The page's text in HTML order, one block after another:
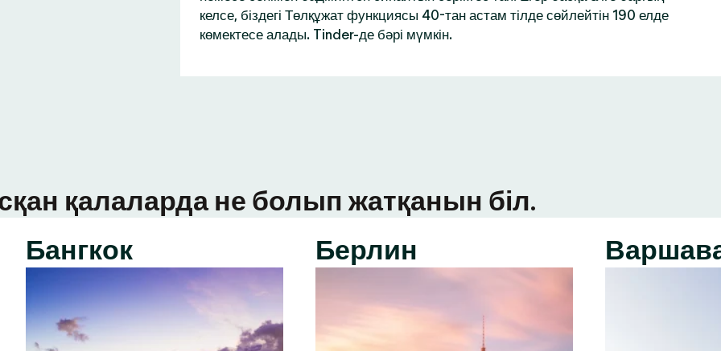
келсе, біздегі Төлқұжат функциясы 40-тан астам тілде сөйлейтін 190 елде
көмектесе алады. Tinder-де бәрі мүмкін.
қалаларда не болып жатқанын біл.
Бангкок
Берлин